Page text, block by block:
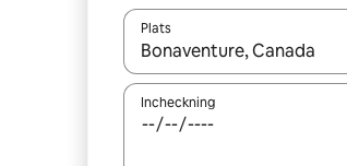
Plats
När resultaten är
Incheckning